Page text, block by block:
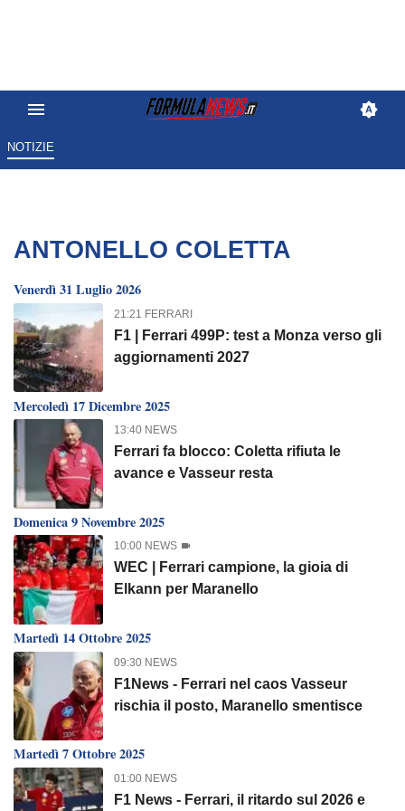
NOTIZIE
ANTONELLO COLETTA
Venerdì 31 Luglio 2026
21:21 FERRARI
F1 | Ferrari 499P: test a Monza verso gli
aggiornamenti 2027
Mercoledì 17 Dicembre 2025
13:40 NEWS
Ferrari fa blocco: Coletta rifiuta le
avance e Vasseur resta
Domenica 9 Novembre 2025
10:00 NEWS
WEC | Ferrari campione, la gioia di
Elkann per Maranello
Martedì 14 Ottobre 2025
09:30 NEWS
F1News - Ferrari nel caos Vasseur
rischia il posto, Maranello smentisce
Martedì 7 Ottobre 2025
01:00 NEWS
F1 News - Ferrari, il ritardo sul 2026 e